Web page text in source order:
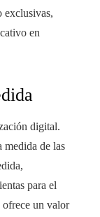
exclusivas,
en
digital.
medida de las
para el
ofrece un valor